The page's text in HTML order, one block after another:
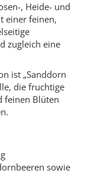
, Heide- und
einer feinen,
zugleich eine
ist „Sanddorn
die fruchtige
feinen Blüten
sowie